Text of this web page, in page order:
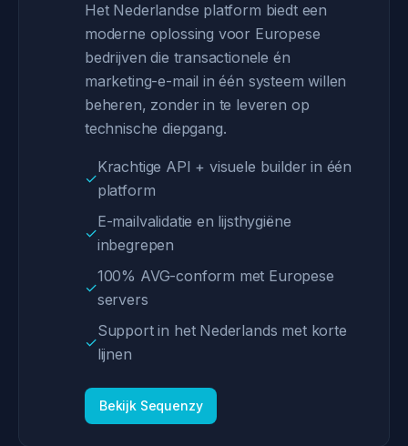
Het Nederlandse platform biedt een
moderne oplossing voor Europese
bedrijven die transactionele én
marketing-e-mail in één systeem willen
beheren, zonder in te leveren op
technische diepgang.
✓
Krachtige API + visuele builder in één
platform
✓
E-mailvalidatie en lijsthygiëne
inbegrepen
✓
100% AVG-conform met Europese
servers
✓
Support in het Nederlands met korte
lijnen
Bekijk Sequenzy